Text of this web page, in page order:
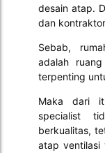
desain atap.
dan
Sebab,
adalah
terpenting
Maka dari
specialist
berkualitas,
atap ventilasi